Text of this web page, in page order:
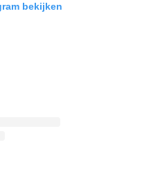
bekijken